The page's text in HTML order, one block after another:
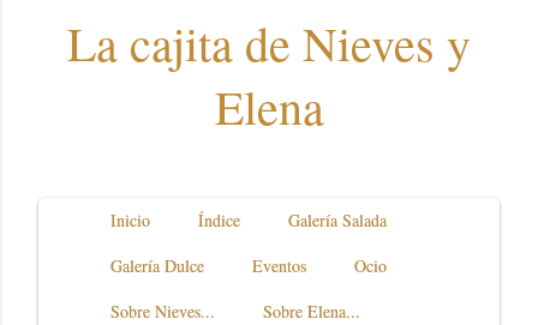
La cajita de Nieves y
Elena
Inicio Índice
Galería Salada
Galería Dulce
Eventos
Ocio
Sobre Nieves...
Sobre Elena...